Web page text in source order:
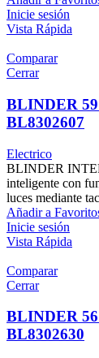
Inicie sesión
Vista Rápida
Comparar
Cerrar
BLINDER
BL8302607
Electrico
BLINDER
inteligente con
luces mediante
Añadir a
Inicie sesión
Vista Rápida
Comparar
Cerrar
BLINDER
BL8302630